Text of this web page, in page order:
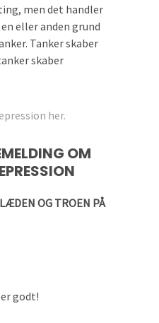
men det handler
eller anden grund
Tanker skaber
skaber
her.
OM
OG TROEN PÅ
godt!